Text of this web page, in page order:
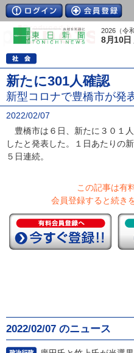
2026（令
8月10日
新たに301人確認
新型コロナで豊橋市が発
2022/02/07
豊橋市は６日、新たに３０１
したと発表した。１日あたりの
５日連続。
この記事は有
会員登録すると続き
2022/02/07 のニュース